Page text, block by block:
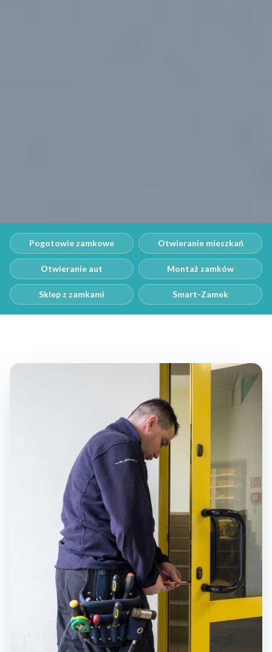
Pogotowie zamkowe Otwieranie mieszkań
Otwieranie aut Montaż zamków
Sklep z zamkami Smart-Zamek